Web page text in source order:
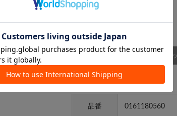
スタ
アイテム詳細
品番 0161180560